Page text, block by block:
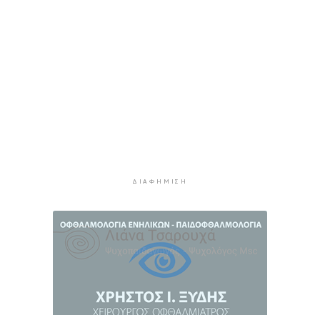
Οκτώ ναυτιλιακές ενώσεις κατά των διοδίων
στo Στενό του Ορμούζ
10 ώρες 5 λεπτά πρίν
ΔΙΑΦΉΜΙΣΗ